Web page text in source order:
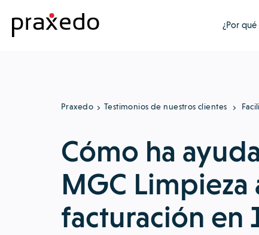
¿Por qué
Praxedo Testimonios de nuestros clientes
Cómo ha
MGC
facturación en